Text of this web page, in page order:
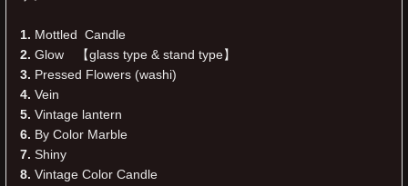
1. Mottled Candle
2. Glow 【glass type & stand type】
3. Pressed Flowers (washi)
4. Vein
5. Vintage lantern
6. By Color Marble
7. Shiny
8. Vintage Color Candle